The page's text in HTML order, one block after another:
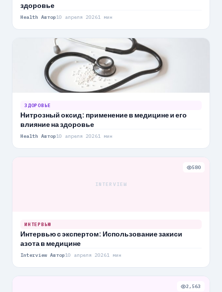
здоровье
Health Автор10 апреля 20261 мин
ЗДОРОВЬЕ
Нитрозный оксид: применение в медицине и его
влияние на здоровье
Health Автор10 апреля 20261 мин
INTERVIEW
580
ИНТЕРВЬЮ
Интервью с экспертом: Использование закиси
азота в медицине
Interview Автор10 апреля 20261 мин
2,563